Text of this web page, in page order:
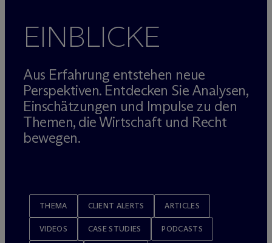
EINBLICKE
Aus Erfahrung entstehen neue
Perspektiven. Entdecken Sie Analysen,
Einschätzungen und Impulse zu den
Themen, die Wirtschaft und Recht
bewegen.
THEMA CLIENT ALERTS ARTICLES
VIDEOS CASE STUDIES PODCASTS